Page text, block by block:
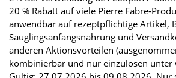
20 % Rabatt auf viele Pierre Fabre-
anwendbar auf rezeptpflichtige Artikel,
Säuglingsanfangsnahrung und
anderen Aktionsvorteilen
kombinierbar und nur einzulösen unter